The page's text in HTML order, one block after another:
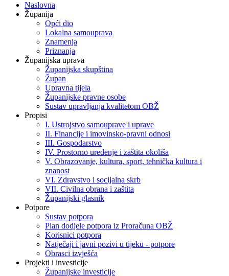
Naslovna
Županija
Opći dio
Lokalna samouprava
Znamenja
Priznanja
Županijska uprava
Županijska skupština
Župan
Upravna tijela
Županijske pravne osobe
Sustav upravljanja kvalitetom OBŽ
Propisi
I. Ustrojstvo samouprave i uprave
II. Financije i imovinsko-pravni odnosi
III. Gospodarstvo
IV. Prostorno uređenje i zaštita okoliša
V. Obrazovanje, kultura, sport, tehnička kultura i
znanost
VI. Zdravstvo i socijalna skrb
VII. Civilna obrana i zaštita
Županijski glasnik
Potpore
Sustav potpora
Plan dodjele potpora iz Proračuna OBŽ
Korisnici potpora
Natječaji i javni pozivi u tijeku - potpore
Obrasci izvješća
Projekti i investicije
Županijske investicije